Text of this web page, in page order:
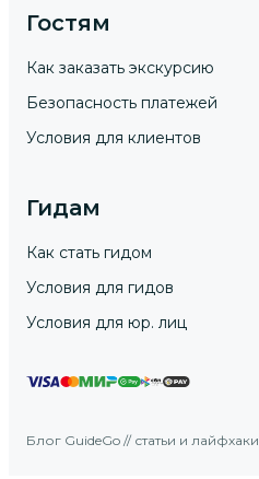
Гостям
Как заказать экскурсию
Безопасность платежей
Условия для клиентов
Гидам
Как стать гидом
Условия для гидов
Условия для юр. лиц
Блог GuideGo // статьи и лайфхаки